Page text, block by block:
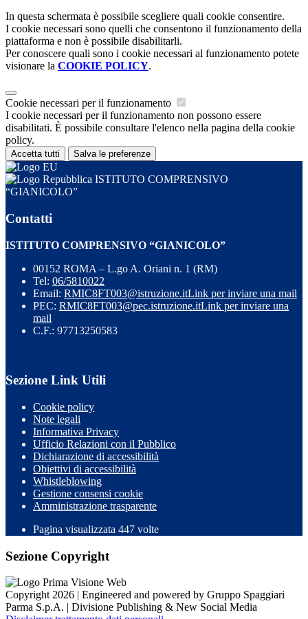
In questa schermata è possibile scegliere quali cookie consentire.
I cookie necessari sono quelli che consentono il funzionamento della
piattaforma e non è possibile disabilitarli.
Per conoscere quali sono i cookie necessari al funzionamento potete
visionare la COOKIE POLICY.
Cookie necessari per il funzionamento
I cookie necessari per il funzionamento non possono essere
disabilitati. È possibile consultare l'elenco nella pagina della cookie
policy.
Accetta tutti Salva le preferenze
ISTITUTO COMPRENSIVO
“GIANICOLO”
Contatti
ISTITUTO COMPRENSIVO “GIANICOLO”
00152 ROMA – L.go A. Oriani n. 1 (RM)
Tel: 06/5810022
Email: RMIC8FT003@istruzione.itLink per inviare una mail
PEC: RMIC8FT003@pec.istruzione.itLink per inviare una
mail
C.F.: 97713250583
Sezione Link Utili
Cookie policy
Note legali
Informativa Privacy
Ufficio Relazioni con il Pubblico
Dichiarazione di accessibilità
Obiettivi di accessibilità
Whistleblowing
Gestione consensi cookie
Amministrazione trasparente
Pagina visualizzata 447 volte
Sezione Copyright
Copyright 2026 | Engineered and powered by Gruppo Spaggiari
Parma S.p.A. | Divisione Publishing & New Social Media